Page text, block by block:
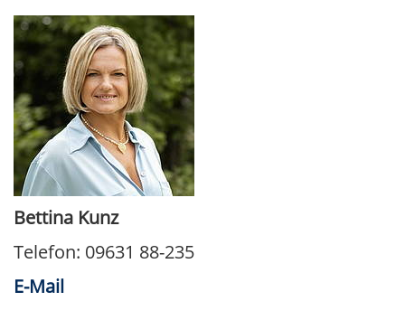
Bettina Kunz
Telefon: 09631 88-235
E-Mail